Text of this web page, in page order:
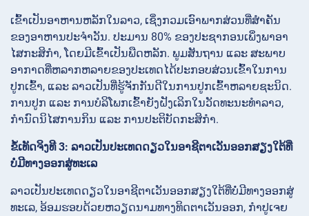
ເຂົ້າເປັນອາຫານຫລັກໃນລາວ, ເຊິ່ງກວມເອົາພາກສ່ວນທີ່ສໍາຄັນ
ຂອງອາຫານປະຈໍາວັນ. ປະມານ 80% ຂອງປະຊາກອນເພິ່ງພາອາ
ໄສກະສິກໍາ, ໂດຍມີເຂົ້າເປັນພືດຫລັກ. ພູມສັນຖານ ແລະ ສະພາບ
ອາກາດທີ່ຫລາກຫລາຍຂອງປະເທດໄດ້ປະກອບສ່ວນເຂົ້າໃນການ
ປູກເຂົ້າ, ແລະ ລາວເປັນທີ່ຮູ້ຈັກກັນດີໃນການປູກເຂົ້າຫລາຍຊະນິດ.
ການປູກ ແລະ ການບໍລິໂພກເຂົ້າຍັງຝັງເລິກໃນວັດທະນະທໍາລາວ,
ກໍານົດນິໄສການກິນ ແລະ ການປະຕິບັດກະສິກໍາ.
ຂໍ້ເທັດຈິງທີ 3: ລາວເປັນປະເທດດຽວໃນອາຊີຕາເວັນອອກສຽງໃຕ້ທີ່
ບໍ່ມີທາງອອກສູ່ທະເລ
ລາວເປັນປະເທດດຽວໃນອາຊີຕາເວັນອອກສຽງໃຕ້ທີ່ບໍ່ມີທາງອອກສູ່
ທະເລ, ອ້ອມຮອບດ້ວຍຫວຽດນາມທາງທິດຕາເວັນອອກ, ກໍາປູເຈຍ